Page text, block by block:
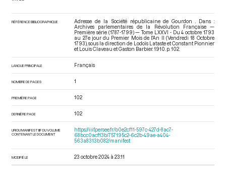
RÉFÉRENCE BIBLIOGRAPHIQUE
Adresse de la Société républicaine de Gourdon . Dans :
Archives parlementaires de la Révolution Française —
Première série (1787-1799) — Tome LXXVI - Du 4 octobre 1793
au 27e jour du Premier Mois de l'An II (Vendredi 18 Octobre
1793) , sous la direction de Lodoïs Lataste et Constant Pionnier
et Louis Claveau et Gaston Barbier. 1910. p. 102.
LANGUE PRINCIPALE Français
NOMBRE DE PAGES 1
PREMIÈRE PAGE 102
DERNIÈRE PAGE 102
URI DU MANIFEST IIIF DU VOLUME
CONTENANT LE DOCUMENT
https://iiif.persee.fr/b0e2cf11-597c-427d-8ac7-
68bcc0acf13b/757195c2-6c2b-49ae-a404-
563a8313b082/manifest
MODIFIÉ LE 23 octobre 2024 à 23:11